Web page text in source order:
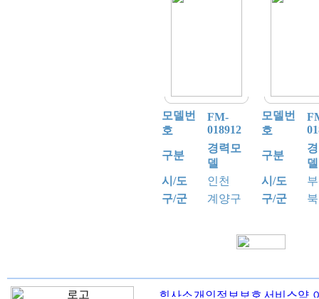
모델번
호
FM-
018912
구분
경력모
델
시/도
인천
구/군
계양구
모델번
호
구분
델
시/도
구/군